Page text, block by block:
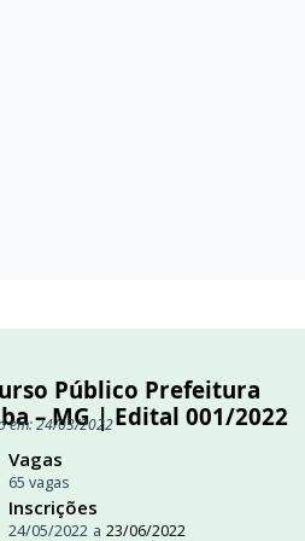
Público Prefeitura
– MG | Edital 001/2022
em: 24/03/2022
Vagas
65 vagas
Inscrições
24/05/2022 a 23/06/2022